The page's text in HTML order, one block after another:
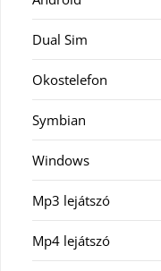
Dual Sim
Okostelefon
Symbian
Windows
Mp3 lejátszó
Mp4 lejátszó